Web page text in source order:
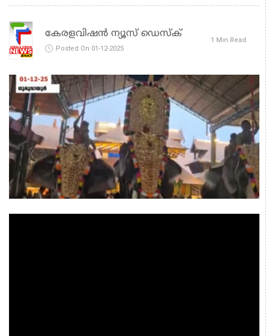
കേരളവിഷൻ ന്യൂസ് ഡെസ്‌ക്
Posted On 01-12-2025
1 Min Read